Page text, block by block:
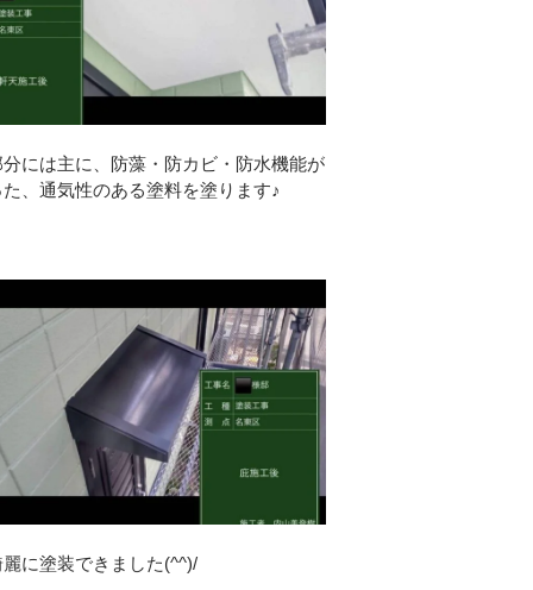
には主に、防藻・防カビ・防水機能が
、通気性のある塗料を塗ります♪
に塗装できました(^^)/